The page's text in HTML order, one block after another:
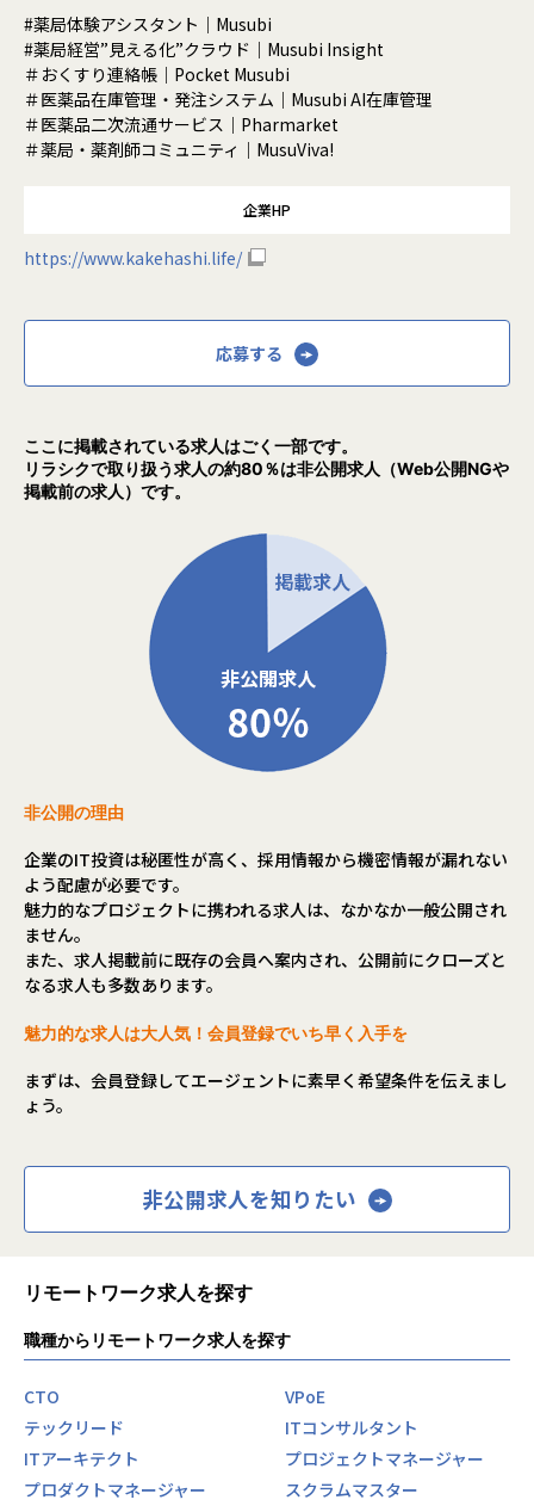
#薬局体験アシスタント｜Musubi
#薬局経営”見える化”クラウド｜Musubi Insight
＃おくすり連絡帳｜Pocket Musubi
＃医薬品在庫管理・発注システム｜Musubi AI在庫管理
＃医薬品二次流通サービス｜Pharmarket
＃薬局・薬剤師コミュニティ｜MusuViva!
企業HP
https://www.kakehashi.life/
応募する
ここに掲載されている求人はごく一部です。
リラシクで取り扱う求人の約80％は非公開求人（Web公開NGや
掲載前の求人）です。
非公開の理由
企業のIT投資は秘匿性が高く、採用情報から機密情報が漏れない
よう配慮が必要です。
魅力的なプロジェクトに携われる求人は、なかなか一般公開され
ません。
また、求人掲載前に既存の会員へ案内され、公開前にクローズと
なる求人も多数あります。
魅力的な求人は大人気！会員登録でいち早く入手を
まずは、会員登録してエージェントに素早く希望条件を伝えまし
ょう。
非公開求人を知りたい
リモートワーク求人を探す
職種からリモートワーク求人を探す
CTO
VPoE
テックリード
ITコンサルタント
ITアーキテクト
プロジェクトマネージャー
プロダクトマネージャー
スクラムマスター